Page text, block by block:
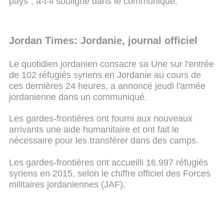
Jordan Times: Jordanie, journal officiel
Le quotidien jordanien consacre sa Une sur l'entrée
de 102 réfugiés syriens en Jordanie au cours de
ces dernières 24 heures, a annoncé jeudi l'armée
jordanienne dans un communiqué.
Les gardes-frontières ont fourni aux nouveaux
arrivants une aide humanitaire et ont fait le
nécessaire pour les transférer dans des camps.
Les gardes-frontières ont accueilli 16.997 réfugiés
syriens en 2015, selon le chiffre officiel des Forces
militaires jordaniennes (JAF).